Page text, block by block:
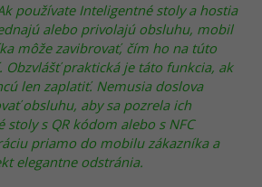
používate Inteligentné stoly a hostia
alebo privolajú obsluhu, mobil
môže zavibrovať, čím ho na túto
praktická je táto funkcia, ak
len zaplatiť. Nemusia doslova
obsluhu, aby sa pozrela ich
s QR kódom alebo s NFC
priamo do mobilu zákazníka a
elegantne odstránia.